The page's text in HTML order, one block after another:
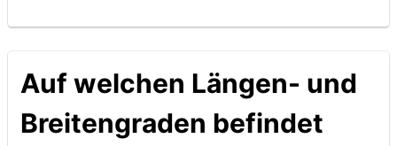
Auf welchen Längen- und
Breitengraden befindet